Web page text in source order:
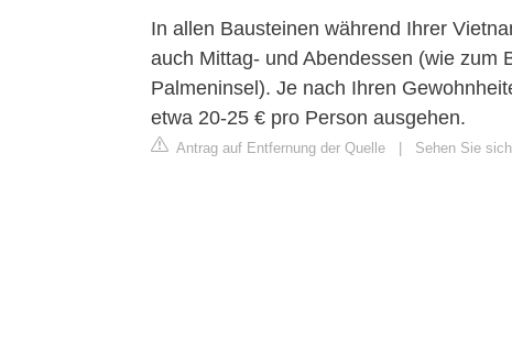
In allen Bausteinen während Ihrer
auch Mittag- und Abendessen (wie zum
Palmeninsel). Je nach Ihren
etwa 20-25 € pro Person ausgehen.
Antrag auf Entfernung der Quelle Sehen Sie